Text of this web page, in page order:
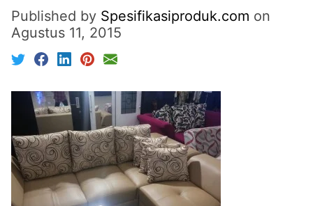
Published by Spesifikasiproduk.com on
Agustus 11, 2015